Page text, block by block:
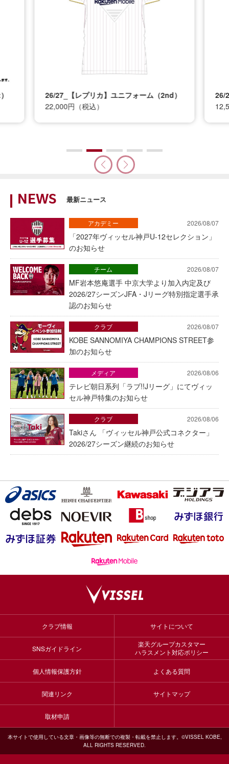
26/27_【レプリカ】ユニフォーム（2nd）
22,000円（税込）
26/
NEWS 最新ニュース
2026/08/07
「2027年ヴィッセル神戸U-12セレクション」
のお知らせ
アカデミー
2026/08/07
MF岩本悠庵選手 中京大学より加入内定及び
2026/27シーズンJFA・Jリーグ特別指定選手承
認のお知らせ
チーム
2026/08/07
KOBE SANNOMIYA CHAMPIONS STREET参
加のお知らせ
クラブ
2026/08/06
テレビ朝日系列「ラブ!!Jリーグ」にてヴィッ
セル神戸特集のお知らせ
メディア
2026/08/06
Takiさん 「ヴィッセル神戸公式コネクター」
2026/27シーズン継続のお知らせ
クラブ
クラブ情報 サイトについて
SNSガイドライン
楽天グループカスタマー
ハラスメント対応ポリシー
個人情報保護方針 よくある質問
関連リンク サイトマップ
取材申請
本サイトで使用している文章・画像等の無断での複製・転載を禁止します。©VISSEL KOBE,
ALL RIGHTS RESERVED.